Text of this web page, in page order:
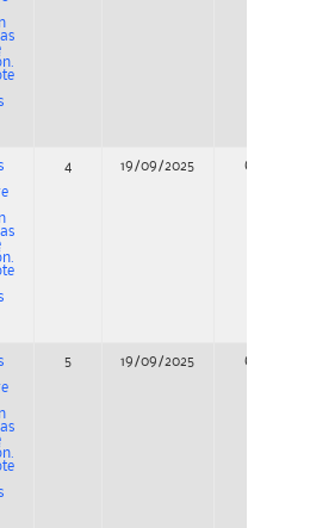
4 19/09/2025 Concurso
5 19/09/2025 Concurso